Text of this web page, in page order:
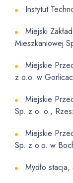
Instytut
Miejski
Mieszkaniowej
Miejskie
z o.o. w
Miejskie
Sp. z o. o.,
Miejskie
Sp. z o.o. w
Mydło stacja,